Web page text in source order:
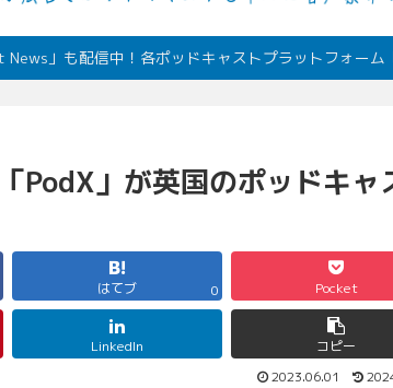
」も配信中！各ポッドキャストプラットフォーム
PodX」が英国のポッドキャ
はてブ 0 Pocket
LinkedIn
コピー
2023.06.01